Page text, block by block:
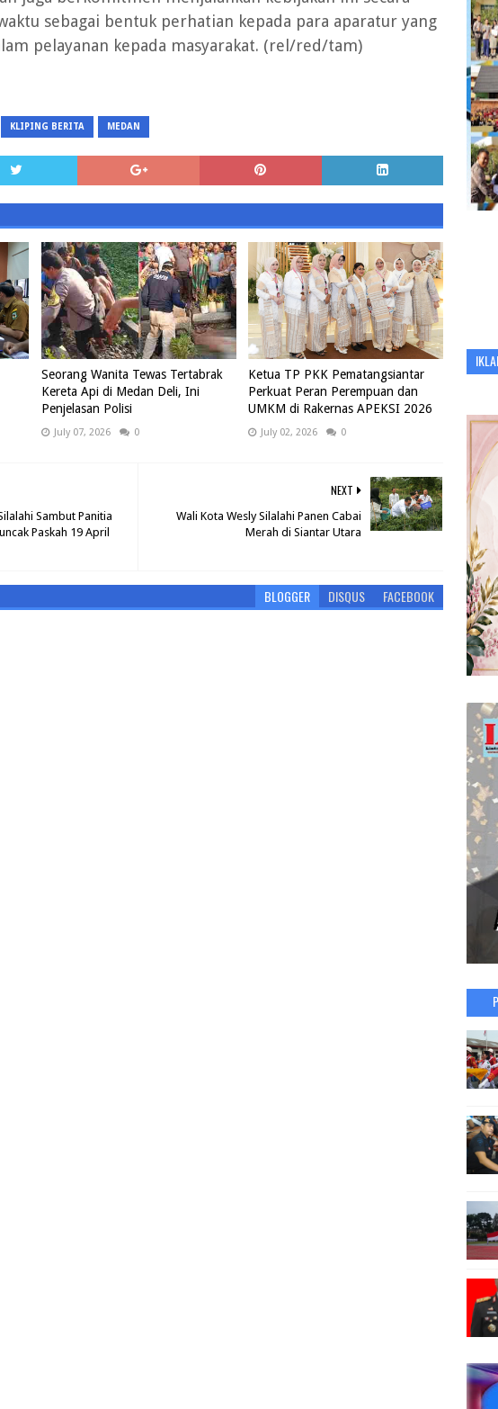
sebagai bentuk perhatian kepada para aparatur yang
pelayanan kepada masyarakat. (rel/red/tam)
KLIPING BERITA MEDAN
Seorang Wanita Tewas Tertabrak
Kereta Api di Medan Deli, Ini
Penjelasan Polisi
July 07, 2026 0
Ketua TP PKK Pematangsiantar
Perkuat Peran Perempuan dan
UMKM di Rakernas APEKSI 2026
July 02, 2026 0
NEXT
Wali Kota Wesly Silalahi Panen Cabai
Merah di Siantar Utara
Sambut Panitia
Paskah 19 April
BLOGGER DISQUS FACEBOOK